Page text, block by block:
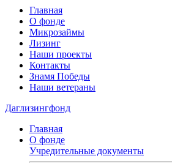
Главная
О фонде
Микрозаймы
Лизинг
Наши проекты
Контакты
Знамя Победы
Наши ветераны
Даглизингфонд
Главная
О фонде
Учредительные документы